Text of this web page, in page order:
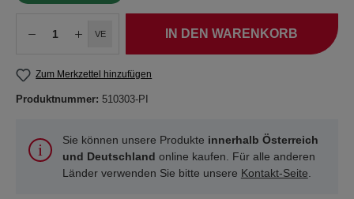
VE IN DEN WARENKORB
Zum Merkzettel hinzufügen
Produktnummer: 510303-PI
Sie können unsere Produkte innerhalb Österreich
und Deutschland online kaufen. Für alle anderen
Länder verwenden Sie bitte unsere Kontakt-Seite.